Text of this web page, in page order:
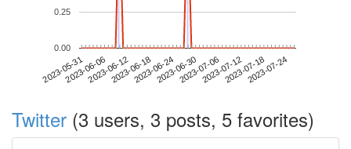
2023-05-312023-06-062023-06-122023-06-182023-06-242023-06-302023-07-062023-07-122023-07-182023-07-24
0.00
0.25
Twitter (3 users, 3 posts, 5 favorites)